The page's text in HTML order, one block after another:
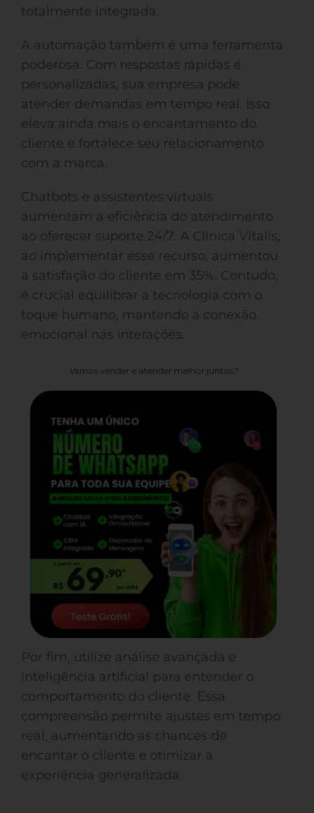
totalmente integrada.
A automação também é uma ferramenta
poderosa. Com respostas rápidas e
personalizadas, sua empresa pode
atender demandas em tempo real. Isso
eleva ainda mais o encantamento do
cliente e fortalece seu relacionamento
com a marca.
Chatbots e assistentes virtuais
aumentam a eficiência do atendimento
ao oferecer suporte 24/7. A Clínica Vitalis,
ao implementar esse recurso, aumentou
a satisfação do cliente em 35%. Contudo,
é crucial equilibrar a tecnologia com o
toque humano, mantendo a conexão
emocional nas interações.
Vamos vender e atender melhor juntos?
Por fim, utilize análise avançada e
inteligência artificial para entender o
comportamento do cliente. Essa
compreensão permite ajustes em tempo
real, aumentando as chances de
encantar o cliente e otimizar a
experiência generalizada.